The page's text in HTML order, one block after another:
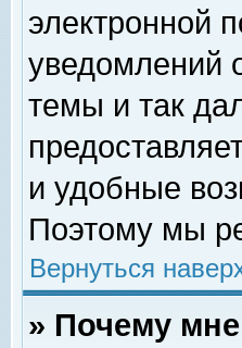
электронной
уведомлений
темы и так
и удобные
Поэтому мы
Вернуться
» Почему